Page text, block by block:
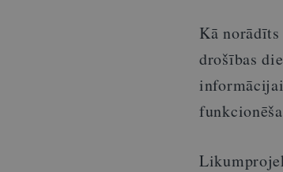
Kā
drošības